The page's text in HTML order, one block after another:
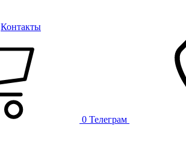
Контакты
0 Телеграм